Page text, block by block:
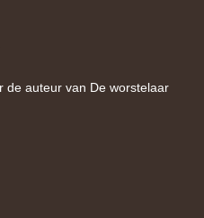
de auteur van De worstelaar